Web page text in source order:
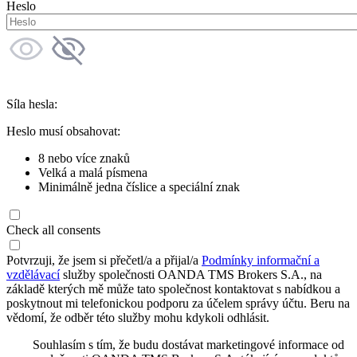
Heslo
Síla hesla:
Heslo musí obsahovat:
8 nebo více znaků
Velká a malá písmena
Minimálně jedna číslice a speciální znak
Check all consents
Potvrzuji, že jsem si přečetl/a a přijal/a Podmínky informační a
vzdělávacíslužby společnosti OANDA TMS Brokers S.A., na
základě kterých mě může tato společnost kontaktovat s nabídkou a
poskytnout mi telefonickou podporu za účelem správy účtu. Beru na
vědomí, že odběr této služby mohu kdykoli odhlásit.
Souhlasím s tím, že budu dostávat marketingové informace od